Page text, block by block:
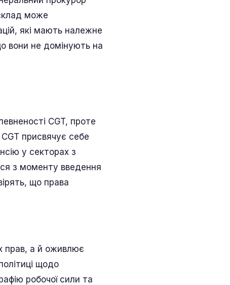
може
які мають належне
вони не домінують на
CGT, проте
присвячує себе
у секторах з
з моменту введення
що права
прав, а й оживлює
щодо
робочої сили та